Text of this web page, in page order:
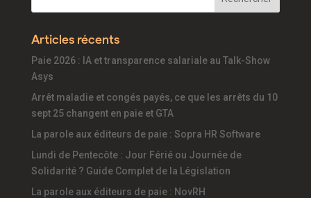
Articles récents
Paie 2026 : IA et transparence salariale au Talk-Show
Asys
Arrêt maladie et congés payés, ce que les arrêts du 10
sept 25 changent en paie et GTA
La parole aux éditeurs de paie : Sopra HR Software
Lundi de Pentecôte : Jour Férié ou Journée de
Solidarité ? Guide Complet de la Législation
La parole aux éditeurs de paie : NovRH